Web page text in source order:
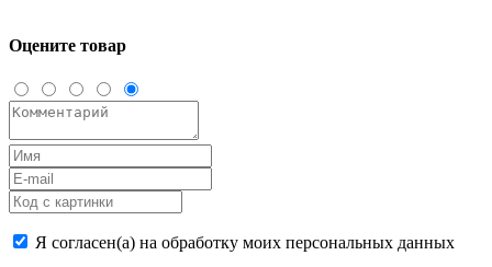
Оцените товар
Я согласен(а) на обработку моих персональных данных